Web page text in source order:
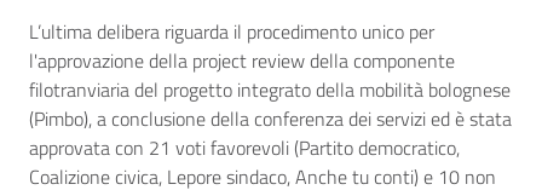
L’ultima delibera riguarda il procedimento unico per
l'approvazione della project review della componente
filotranviaria del progetto integrato della mobilità bolognese
(Pimbo), a conclusione della conferenza dei servizi ed è stata
approvata con 21 voti favorevoli (Partito democratico,
Coalizione civica, Lepore sindaco, Anche tu conti) e 10 non